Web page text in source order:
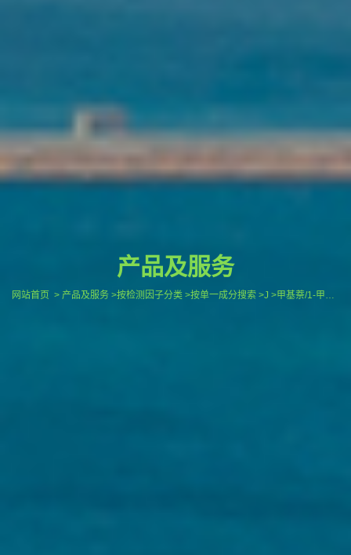
产品及服务
网站首页 > 产品及服务 >按检测因子分类 >按单一成分搜索 >J >甲基萘/1-甲基萘